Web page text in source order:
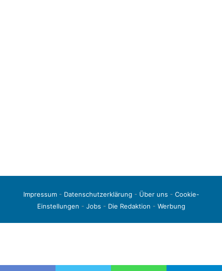
Impressum- Datenschutzerklärung - Über uns - Cookie-
Einstellungen - Jobs - Die Redaktion - Werbung